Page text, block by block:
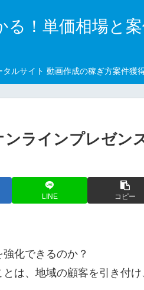
る！単価相場と
タルサイト 動画作成の稼ぎ方案件獲
ラインプレゼン
LINE コピー
化できるのか？
は、地域の顧客を引き付